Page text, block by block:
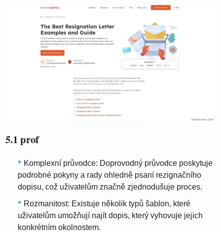
5.1 prof
Komplexní průvodce: Doprovodný průvodce poskytuje
podrobné pokyny a rady ohledně psaní rezignačního
dopisu, což uživatelům značně zjednodušuje proces.
Rozmanitost: Existuje několik typů šablon, které
uživatelům umožňují najít dopis, který vyhovuje jejich
konkrétním okolnostem.